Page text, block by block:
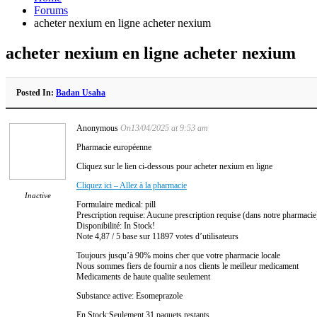
Forums
acheter nexium en ligne acheter nexium
acheter nexium en ligne acheter nexium
Posted In: Badan Usaha
Inactive
Anonymous On13/04/2025 at 9:53 am
Pharmacie européenne
Cliquez sur le lien ci-dessous pour acheter nexium en ligne
Cliquez ici – Allez à la pharmacie
Formulaire medical: pill
Prescription requise: Aucune prescription requise (dans notre
Disponibilité: In Stock!
Note 4,87 / 5 base sur 11897 votes d’utilisateurs
Toujours jusqu’à 90% moins cher que votre pharmacie locale
Nous sommes fiers de fournir a nos clients le meilleur medicament
Medicaments de haute qualite seulement
Substance active: Esomeprazole
En Stock:Seulement 31 paquets restants